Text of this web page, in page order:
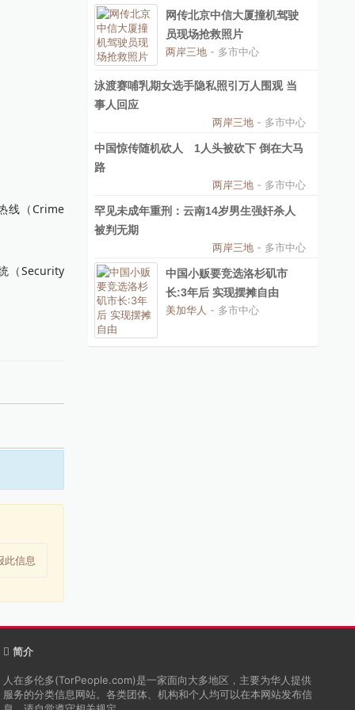
线（Crime
（Security
此信息
网传北京中信大厦撞机驾驶
员现场抢救照片
两岸三地 - 多市中心
泳渡赛哺乳期女选手隐私照引万人围观 当
事人回应
两岸三地 - 多市中心
中国惊传随机砍人 1人头被砍下 倒在大马
路
两岸三地 - 多市中心
罕见未成年重刑：云南14岁男生强奸杀人
被判无期
两岸三地 - 多市中心
中国小贩要竞选洛杉矶市
长:3年后 实现摆摊自由
美加华人 - 多市中心
简介
人在多伦多(TorPeople.com)是一家面向大多地区，主要为华人提供
服务的分类信息网站。各类团体、机构和个人均可以在本网站发布信